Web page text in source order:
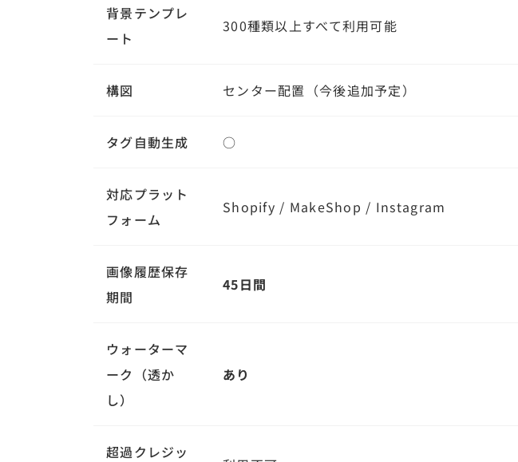
背景テンプレ
ート
300種類以上すべて利用可能
構図 センター配置（今後追加予定）
タグ自動生成 ○
対応プラット
フォーム
Shopify / MakeShop / Instagram
画像履歴保存
期間
45日間
ウォーターマ
ーク（透か
し）
あり
超過クレジッ